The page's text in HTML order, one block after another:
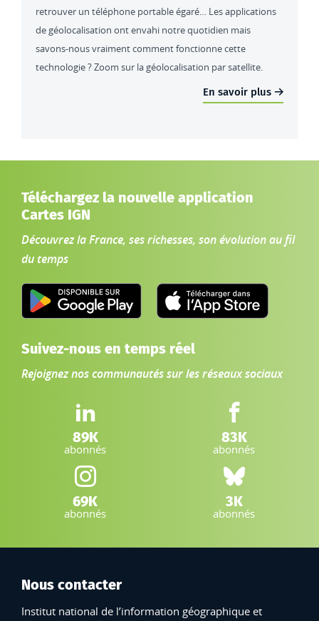
retrouver un téléphone portable égaré… Les applications
de géolocalisation ont envahi notre quotidien mais
savons-nous vraiment comment fonctionne cette
technologie ? Zoom sur la géolocalisation par satellite.
En savoir plus
Téléchargez la nouvelle application
Cartes IGN
Découvrez la France, ses richesses, son évolution au fil
du temps
Suivez-nous en temps réel
Rejoignez nos communautés sur les réseaux sociaux
LinkedIn IGN :
89K
abonnés
Facebook IGN :
83K
abonnés
Instagram IGN :
69K
abonnés
Bluesky :
3K
abonnés
Nous contacter
Institut national de l’information géographique et